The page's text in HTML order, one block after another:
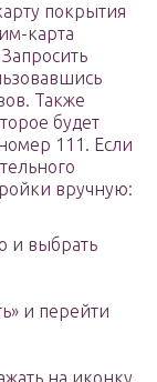
покрытия
карта
Также
будет
111. Если
вручную:
и выбрать
и перейти
на иконку